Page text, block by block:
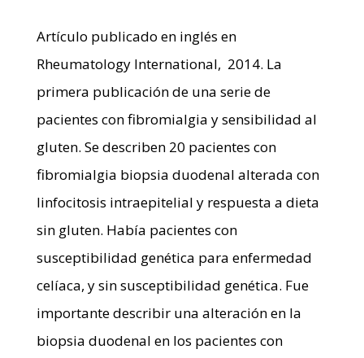
Artículo publicado en inglés en
Rheumatology International, 2014. La
primera publicación de una serie de
pacientes con fibromialgia y sensibilidad al
gluten. Se describen 20 pacientes con
fibromialgia biopsia duodenal alterada con
linfocitosis intraepitelial y respuesta a dieta
sin gluten. Había pacientes con
susceptibilidad genética para enfermedad
celíaca, y sin susceptibilidad genética. Fue
importante describir una alteración en la
biopsia duodenal en los pacientes con